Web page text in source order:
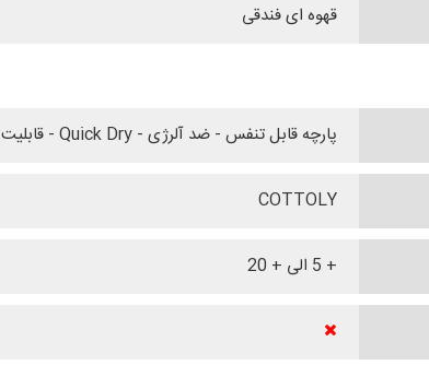
قهوه ای فندقی
پارچه قابل تنفس - ضد آلرژی - Quick Dry - قابلیت نصب HeatMax
COTTOLY
+ 5 الی + 20